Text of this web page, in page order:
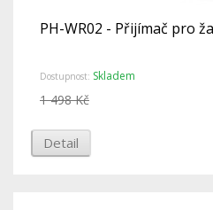
PH-WR02 - Přijímač pro
Dostupnost: Skladem
1 498 Kč
Detail